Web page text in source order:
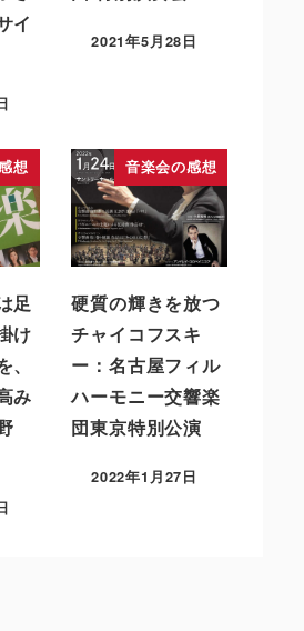
イ
2021年5月28日
想
足
け
み
音楽会の感想
硬質の輝きを放つ
チャイコフスキ
ー：名古屋フィル
ハーモニー交響楽
団東京特別公演
2022年1月27日